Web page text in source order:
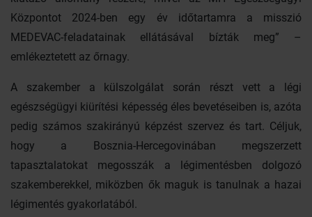
Központot 2024-ben egy év időtartamra a misszió
MEDEVAC-feladatainak ellátásával bízták meg” –
emlékeztetett az őrnagy.
A szakember a külszolgálat során részt vett a légi
egészségügyi kiürítési képesség éles bevetéseiben is, azóta
pedig számos szakirányú képzést szervez és tart. Céljuk,
hogy a Bosznia-Hercegovinában megszerzett
tapasztalatokat megosszák a légimentésben dolgozó
szakemberekkel, miközben ők maguk is tanulnak a hazai
légimentés gyakorlatából.